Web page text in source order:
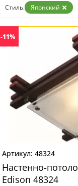
Современный
Флористика
Хай тек
Стиль:
Японский
-11%
48324
Настенно-
Edison 48324